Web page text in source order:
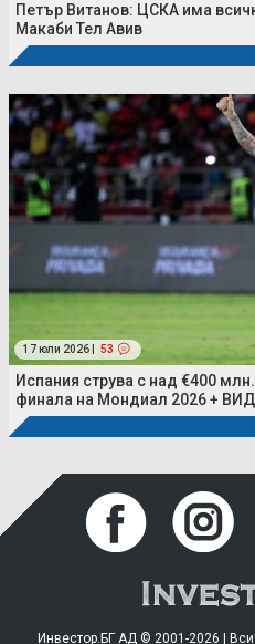
Петър Витанов: ЦСКА има
Макаби Тел Авив
17 юли 2026 | 53
Испания струва с над €400
финала на Мондиал 2026 +
Инвестор.БГ АД © 2001-2026 |